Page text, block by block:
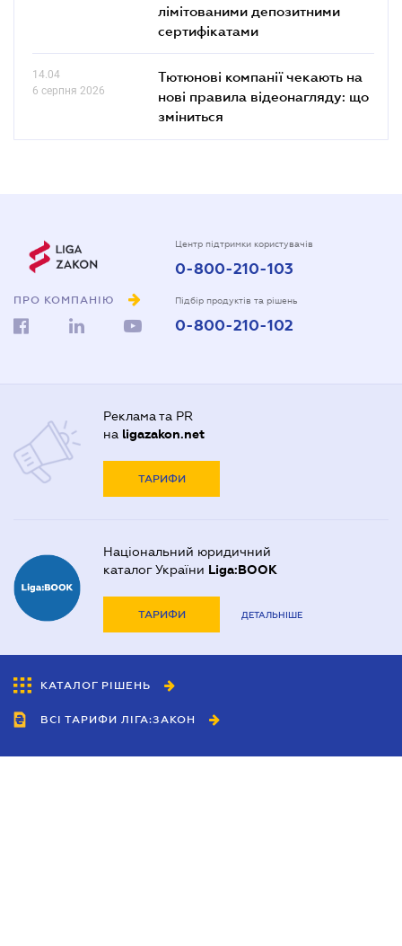
лімітованими депозитними
сертифікатами
14.04
6 серпня 2026
Тютюнові компанії чекають на
нові правила відеонагляду: що
зміниться
ПРО КОМПАНІЮ
Центр підтримки користувачів
0-800-210-103
Підбір продуктів та рішень
0-800-210-102
Реклама та PR
на ligazakon.net
ТАРИФИ
Національний юридичний
каталог України Liga:BOOK
ТАРИФИ ДЕТАЛЬНІШЕ
КАТАЛОГ РІШЕНЬ
ВСІ ТАРИФИ ЛІГА:ЗАКОН